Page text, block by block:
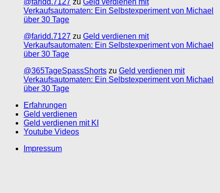
@faridd.7127 zu Geld verdienen mit
Verkaufsautomaten: Ein Selbstexperiment von Michael
über 30 Tage
@faridd.7127 zu Geld verdienen mit
Verkaufsautomaten: Ein Selbstexperiment von Michael
über 30 Tage
@365TageSpassShorts zu Geld verdienen mit
Verkaufsautomaten: Ein Selbstexperiment von Michael
über 30 Tage
Erfahrungen
Geld verdienen
Geld verdienen mit KI
Youtube Videos
Impressum